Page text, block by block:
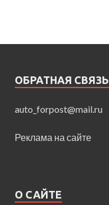
ОБРАТНАЯ СВЯЗЬ
auto_forpost@mail.ru
Реклама на сайте
О САЙТЕ